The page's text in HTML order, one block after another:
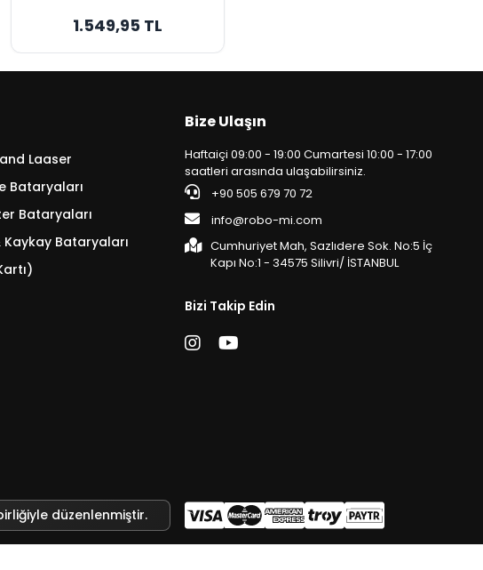
Orijinal Kapasite
1.549,95 TL
Laaser
Bataryaları
Bataryaları
Bataryaları
Bize Ulaşın
Haftaiçi 09:00 - 19:00 Cumartesi 10:00 - 17:00
saatleri arasında ulaşabilirsiniz.
+90 505 679 70 72
info@robo-mi.com
Cumhuriyet Mah, Sazlıdere Sok. No:5 İç
Kapı No:1 - 34575 Silivri/ İSTANBUL
Bizi Takip Edin
düzenlenmiştir.